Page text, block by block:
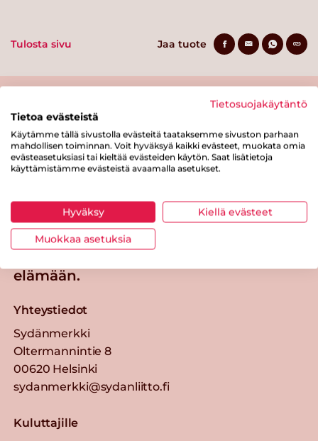
Tulosta sivu Jaa tuote
Tästä merkistä tunnistat
Takaisin ylös
elämään.
Yhteystiedot
Sydänmerkki
Oltermannintie 8
00620 Helsinki
sydanmerkki@sydanliitto.fi
Kuluttajille
Tietosuojakäytäntö
Tietoa evästeistä
Käytämme tällä sivustolla evästeitä taataksemme sivuston parhaan
mahdollisen toiminnan. Voit hyväksyä kaikki evästeet, muokata omia
evästeasetuksiasi tai kieltää evästeiden käytön. Saat lisätietoja
käyttämistämme evästeistä avaamalla asetukset.
Hyväksy Kiellä evästeet
Muokkaa asetuksia